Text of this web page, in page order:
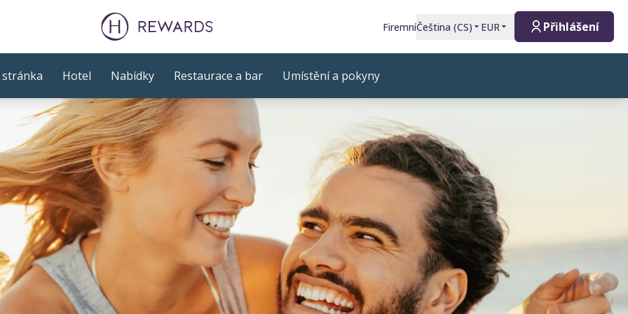
FiremníČeština (CS) EUR Přihlášení
Hotel Nabídky Restaurace a bar Umístění a pokyny